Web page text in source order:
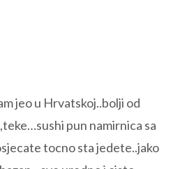
jeo u Hrvatskoj..bolji od
pun namirnica sa
tocno sta jedete..jako